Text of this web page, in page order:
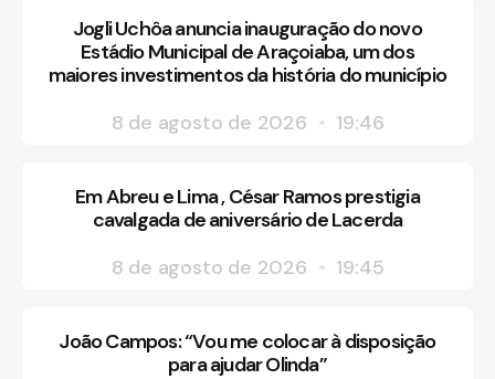
Jogli Uchôa anuncia inauguração do novo
Estádio Municipal de Araçoiaba, um dos
maiores investimentos da história do município
8 de agosto de 2026
19:46
Em Abreu e Lima , César Ramos prestigia
cavalgada de aniversário de Lacerda
8 de agosto de 2026
19:45
João Campos: “Vou me colocar à disposição
para ajudar Olinda”